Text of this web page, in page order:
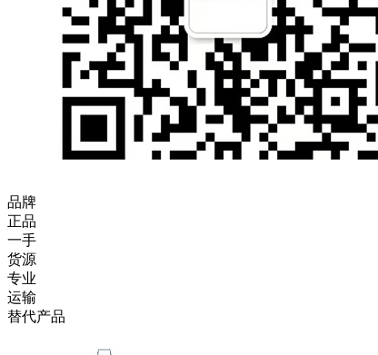
品牌
正品
一手
货源
专业
运输
替代产品